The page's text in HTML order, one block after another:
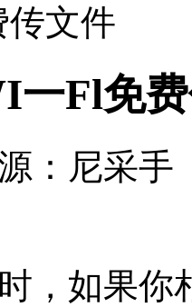
文件
一Fl免
：尼采手
，如果你